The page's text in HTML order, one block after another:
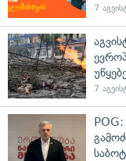
7
7
POG: